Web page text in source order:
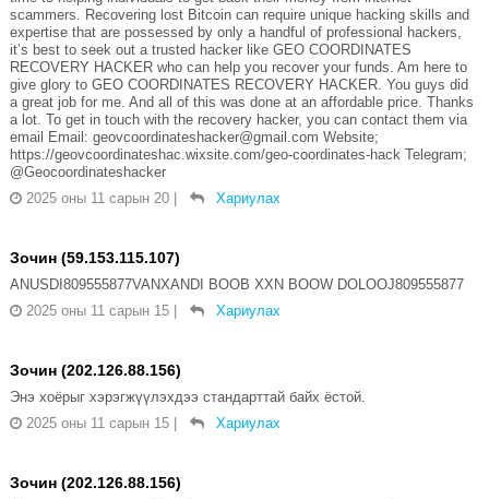
scammers. Recovering lost Bitcoin can require unique hacking skills and
expertise that are possessed by only a handful of professional hackers,
it’s best to seek out a trusted hacker like GEO COORDINATES
RECOVERY HACKER who can help you recover your funds. Am here to
give glory to GEO COORDINATES RECOVERY HACKER. You guys did
a great job for me. And all of this was done at an affordable price. Thanks
a lot. To get in touch with the recovery hacker, you can contact them via
email Email: geovcoordinateshacker@gmail.com Website;
https://geovcoordinateshac.wixsite.com/geo-coordinates-hack Telegram;
@Geocoordinateshacker
2025 оны 11 сарын 20 | Хариулах
Зочин (59.153.115.107)
ANUSDI809555877VANXANDI BOOB XXN BOOW DOLOOJ809555877
2025 оны 11 сарын 15 | Хариулах
Зочин (202.126.88.156)
Энэ хоёрыг хэрэгжүүлэхдээ стандарттай байх ёстой.
2025 оны 11 сарын 15 | Хариулах
Зочин (202.126.88.156)